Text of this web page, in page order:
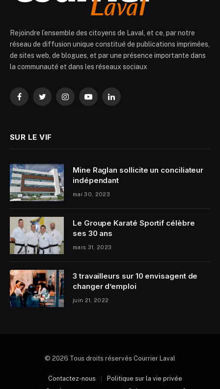
Rejoindre l’ensemble des citoyens de Laval, et ce, par notre
réseau de diffusion unique constitué de publications imprimées,
de sites web, de blogues, et par une présence importante dans
la communauté et dans les réseaux sociaux
FacebookTwitterInstagramYouTubeLinkedIn
SUR LE VIF
Mine Raglan sollicite un conciliateur
indépendant
mai 30, 2023
Le Groupe Karaté Sportif célèbre
ses 30 ans
mars 31, 2023
3 travailleurs sur 10 envisagent de
changer d’emploi
juin 21, 2022
© 2026 Tous droits réservés Courrier Laval
Contactez-nous
Politique sur la vie privée